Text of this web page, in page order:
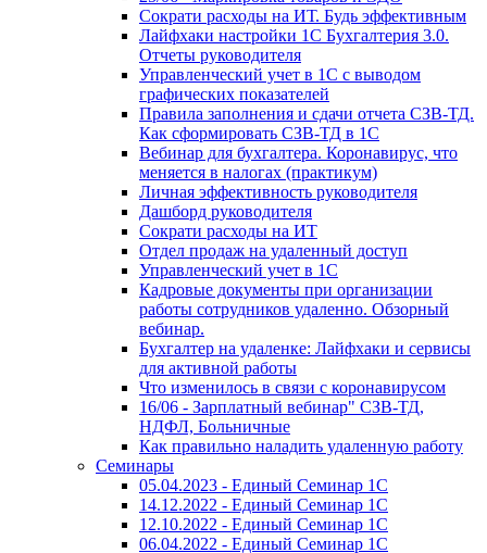
Сократи расходы на ИТ. Будь эффективным
Лайфхаки настройки 1С Бухгалтерия 3.0.
Отчеты руководителя
Управленческий учет в 1С с выводом
графических показателей
Правила заполнения и сдачи отчета СЗВ-ТД.
Как сформировать СЗВ-ТД в 1С
Вебинар для бухгалтера. Коронавирус, что
меняется в налогах (практикум)
Личная эффективность руководителя
Дашборд руководителя
Сократи расходы на ИТ
Отдел продаж на удаленный доступ
Управленческий учет в 1С
Кадровые документы при организации
работы сотрудников удаленно. Обзорный
вебинар.
Бухгалтер на удаленке: Лайфхаки и сервисы
для активной работы
Что изменилось в связи с коронавирусом
16/06 - Зарплатный вебинар" СЗВ-ТД,
НДФЛ, Больничные
Как правильно наладить удаленную работу
Семинары
05.04.2023 - Единый Семинар 1С
14.12.2022 - Единый Семинар 1С
12.10.2022 - Единый Семинар 1С
06.04.2022 - Единый Семинар 1С